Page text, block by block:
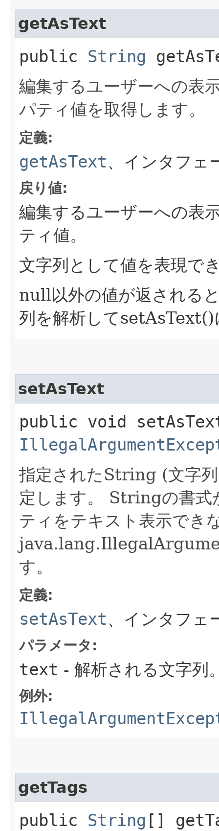
getAsText
public String
編集するユーザーへの表
パティ値を取得します。
定義:
getAsText、インタフェ
戻り値:
編集するユーザーへの表
ティ値。
文字列として値を表現で
null以外の値が返される
列を解析してsetAsText()
setAsText
public void
指定されたString (文字
定します。
Stringの書式
ティをテキスト表示でき
す。
定義:
setAsText、インタフェ
パラメータ:
text - 解析される文字列
例外:
getTags
public String []